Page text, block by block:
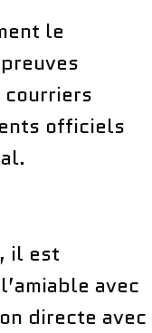
le
officiels
il est
avec
directe avec